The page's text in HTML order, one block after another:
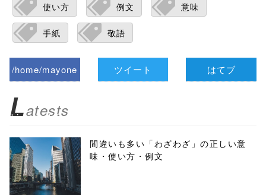
使い方 例文 意味
手紙 敬語
/home/mayone
biz.jp/public_ht
ml/wp-
content/themes
/tapbiz_theme/
ツイート はてブ
Latests
間違いも多い「わざわざ」の正しい意
味・使い方・例文